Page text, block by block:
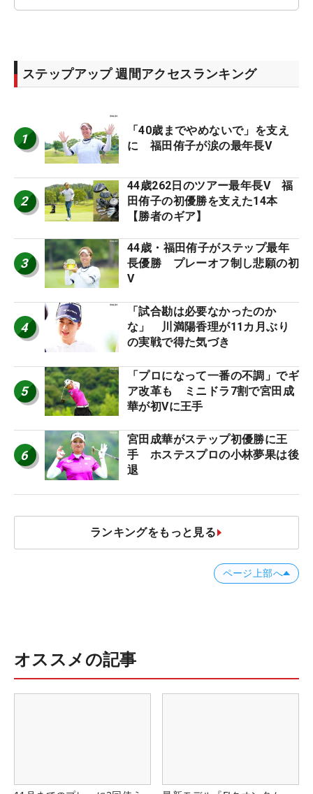
ステップアップ 週間アクセスランキング
1
「40歳までやめないで」を支え
に 福田侑子が涙の最年長V
2
44歳262日のツアー最年長V 福
田侑子の初優勝を支えた14本
【勝者のギア】
3
44歳・福田侑子がステップ最年
長優勝 プレーオフ制し悲願の初
V
4
「試合勘は必要なかったのか
な」 川満陽香理が11カ月ぶり
の実戦で得た気づき
5
「プロになって一番の不調」でギ
ア改革も ミニドラ7割で宮田成
華が初Vに王手
6
宮田成華がステップ初優勝に王
手 ホステスプロの小林夢果は後
退
ランキングをもっと見る
ページ上部へ
オススメの記事